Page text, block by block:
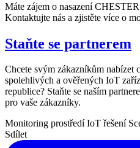
Máte zájem o nasazení
Kontaktujte nás a zjistěte více o
Staňte se partnerem
Chcete svým zákazníkům nabízet
spolehlivých a ověřených IoT
republice? Staňte se naším
pro vaše zákazníky.
Monitoring prostředí IoT řešení
Sdílet